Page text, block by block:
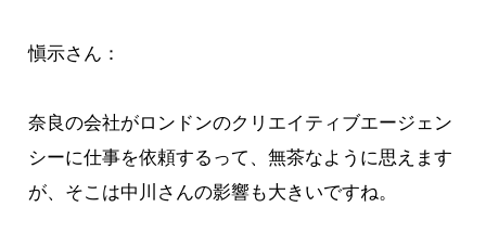
愼示さん：
奈良の会社がロンドンのクリエイティブエージェン
シーに仕事を依頼するって、無茶なように思えます
が、そこは中川さんの影響も大きいですね。